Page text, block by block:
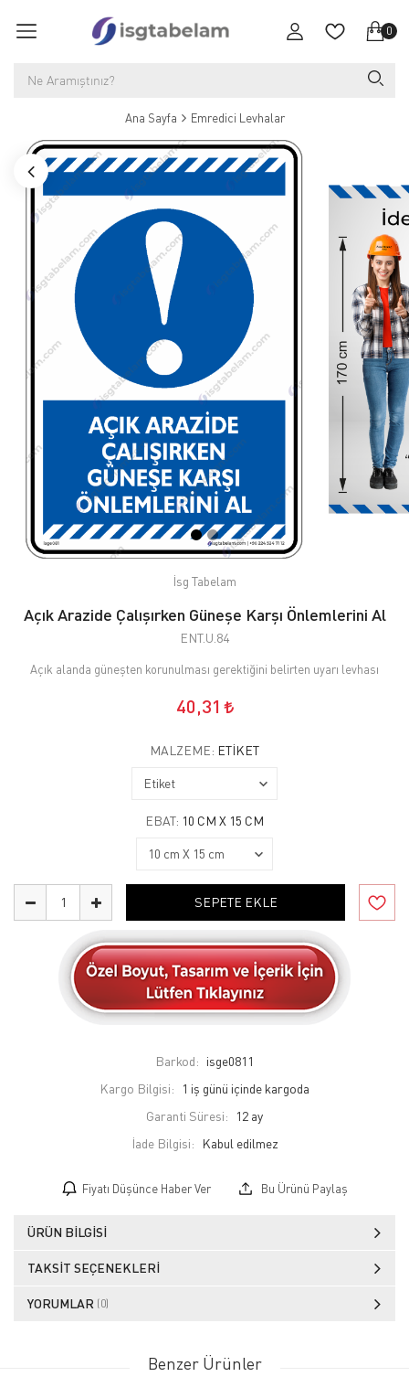
0
Ana Sayfa Emredici Levhalar
İsg Tabelam
Açık Arazide Çalışırken Güneşe Karşı Önlemlerini Al
ENT.U.84
Açık alanda güneşten korunulması gerektiğini belirten uyarı levhası
40,31
MALZEME: ETIKET
EBAT: 10 CM X 15 CM
SEPETE EKLE
Barkod: isge0811
Kargo Bilgisi:
1 iş günü içinde kargoda
Garanti Süresi:
12 ay
İade Bilgisi:
Fiyatı Düşünce Haber Ver Bu Ürünü Paylaş
ÜRÜN BILGISI
TAKSIT SEÇENEKLERI
YORUMLAR (0)
Benzer Ürünler